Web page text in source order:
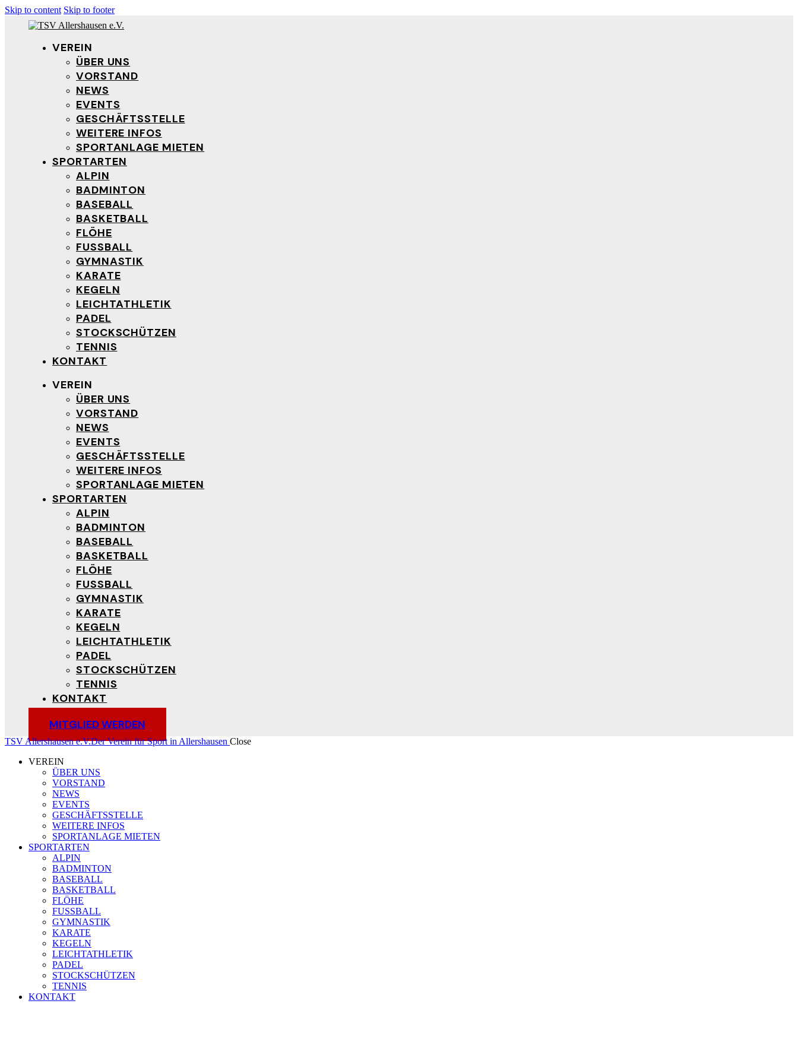
Skip to content Skip to footer
VEREIN
ÜBER UNS
VORSTAND
NEWS
EVENTS
GESCHÄFTSSTELLE
WEITERE INFOS
SPORTANLAGE MIETEN
SPORTARTEN
ALPIN
BADMINTON
BASEBALL
BASKETBALL
FLÖHE
FUSSBALL
GYMNASTIK
KARATE
KEGELN
LEICHTATHLETIK
PADEL
STOCKSCHÜTZEN
TENNIS
KONTAKT
VEREIN
ÜBER UNS
VORSTAND
NEWS
EVENTS
GESCHÄFTSSTELLE
WEITERE INFOS
SPORTANLAGE MIETEN
SPORTARTEN
ALPIN
BADMINTON
BASEBALL
BASKETBALL
FLÖHE
FUSSBALL
GYMNASTIK
KARATE
KEGELN
LEICHTATHLETIK
PADEL
STOCKSCHÜTZEN
TENNIS
KONTAKT
MITGLIED WERDEN
TSV Allershausen e.V.Der Verein für Sport in Allershausen Close
VEREIN
ÜBER UNS
VORSTAND
NEWS
EVENTS
GESCHÄFTSSTELLE
WEITERE INFOS
SPORTANLAGE MIETEN
SPORTARTEN
ALPIN
BADMINTON
BASEBALL
BASKETBALL
FLÖHE
FUSSBALL
GYMNASTIK
KARATE
KEGELN
LEICHTATHLETIK
PADEL
STOCKSCHÜTZEN
TENNIS
KONTAKT